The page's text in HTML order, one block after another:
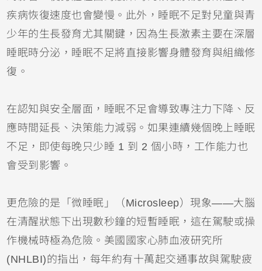
疾病恢復速度也會變慢。此外，睡眠不足對兒童與青
少年的生長發育尤其關鍵，因為生長激素主要在深層
睡眠時分泌，睡眠不足將直接影響身體發育與組織修
復。
在認知與安全層面，睡眠不足會導致專注力下降、反
應時間延長、決策能力減弱。如果連續幾個晚上睡眠
不足，即使每晚只少睡 1 到 2 個小時，工作能力也
會受到影響。
更危險的是「微睡眠」（Microsleep）現象——大腦
在清醒狀態下出現數秒鐘的短暫睡眠，這在駕駛或操
作機械時極為危險。美國國家心肺血液研究所
(NHLBI)的指出，每年約有十萬起交通事故與駕駛疲